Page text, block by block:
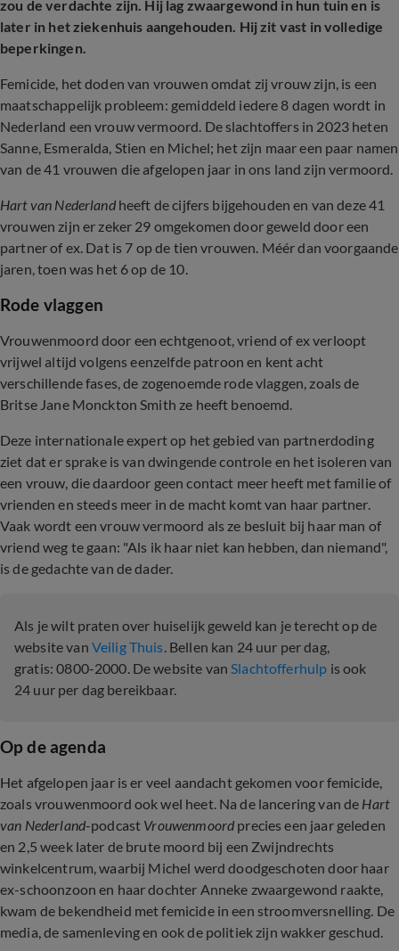
zou de verdachte zijn. Hij lag zwaargewond in hun tuin en is
later in het ziekenhuis aangehouden. Hij zit vast in volledige
beperkingen.
Femicide, het doden van vrouwen omdat zij vrouw zijn, is een
maatschappelijk probleem: gemiddeld iedere 8 dagen wordt in
Nederland een vrouw vermoord. De slachtoffers in 2023 heten
Sanne, Esmeralda, Stien en Michel; het zijn maar een paar namen
van de 41 vrouwen die afgelopen jaar in ons land zijn vermoord.
Hart van Nederlandheeft de cijfers bijgehouden en van deze 41
vrouwen zijn er zeker 29 omgekomen door geweld door een
partner of ex. Dat is 7 op de tien vrouwen. Méér dan voorgaande
jaren, toen was het 6 op de 10.
Rode vlaggen
Vrouwenmoord door een echtgenoot, vriend of ex verloopt
vrijwel altijd volgens eenzelfde patroon en kent acht
verschillende fases, de zogenoemde rode vlaggen, zoals de
Britse Jane Monckton Smith ze heeft benoemd.
Deze internationale expert op het gebied van partnerdoding
ziet dat er sprake is van dwingende controle en het isoleren van
een vrouw, die daardoor geen contact meer heeft met familie of
vrienden en steeds meer in de macht komt van haar partner.
Vaak wordt een vrouw vermoord als ze besluit bij haar man of
vriend weg te gaan: "Als ik haar niet kan hebben, dan niemand",
is de gedachte van de dader.
Als je wilt praten over huiselijk geweld kan je terecht op de
website van Veilig Thuis. Bellen kan 24 uur per dag,
gratis: 0800-2000. De website vanSlachtofferhulp is ook
24 uur per dag bereikbaar.
Op de agenda
Het afgelopen jaar is er veel aandacht gekomen voor femicide,
zoals vrouwenmoord ook wel heet. Na de lancering van de Hart
van Nederland-podcast Vrouwenmoord precies een jaar geleden
en 2,5 week later de brute moord bij een Zwijndrechts
winkelcentrum, waarbij Michel werd doodgeschoten door haar
ex-schoonzoon en haar dochter Anneke zwaargewond raakte,
kwam de bekendheid met femicide in een stroomversnelling. De
media, de samenleving en ook de politiek zijn wakker geschud.